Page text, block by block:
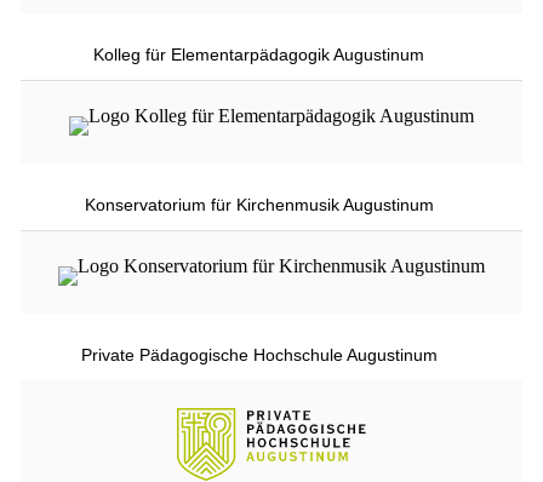
Kolleg für Elementarpädagogik Augustinum
Konservatorium für Kirchenmusik Augustinum
Private Pädagogische Hochschule Augustinum